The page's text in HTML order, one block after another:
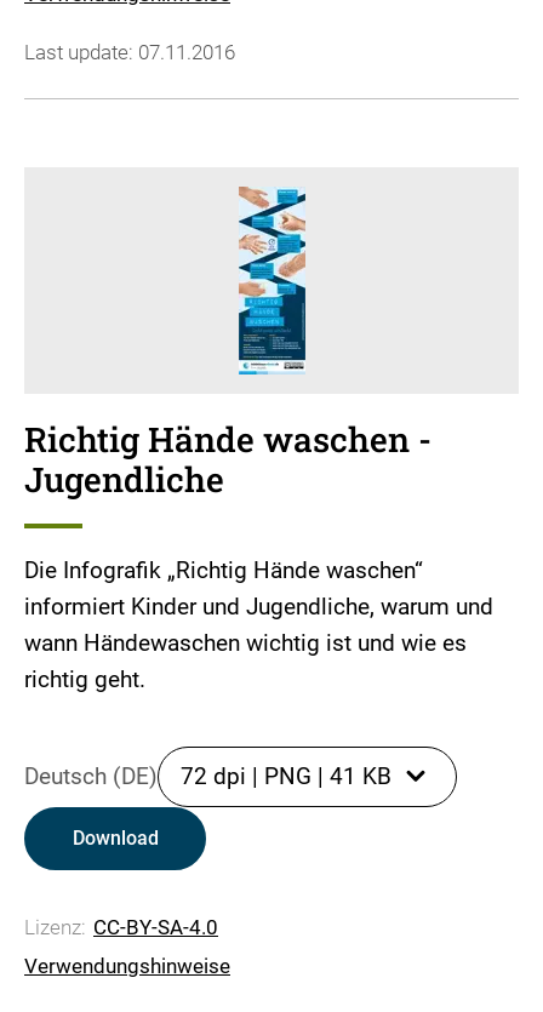
Last update: 07.11.2016
Richtig Hände waschen -
Jugendliche
Die Infografik „Richtig Hände waschen“
informiert Kinder und Jugendliche, warum und
wann Händewaschen wichtig ist und wie es
richtig geht.
Deutsch (DE) 72 dpi | PNG | 41 KB
Download
Lizenz: CC-BY-SA-4.0
Verwendungshinweise